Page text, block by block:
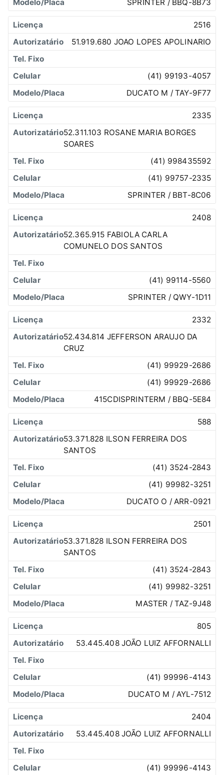
SPRINTER / BBQ-8B73
2516
51.919.680 JOAO LOPES APOLINARIO
(41) 99193-4057
DUCATO M / TAY-9F77
2335
52.311.103 ROSANE MARIA BORGES
SOARES
(41) 998435592
(41) 99757-2335
SPRINTER / BBT-8C06
2408
52.365.915 FABIOLA CARLA
COMUNELO DOS SANTOS
(41) 99114-5560
SPRINTER / QWY-1D11
2332
52.434.814 JEFFERSON ARAUJO DA
CRUZ
(41) 99929-2686
(41) 99929-2686
415CDISPRINTERM / BBQ-5E84
588
53.371.828 ILSON FERREIRA DOS
SANTOS
(41) 3524-2843
(41) 99982-3251
DUCATO O / ARR-0921
2501
53.371.828 ILSON FERREIRA DOS
SANTOS
(41) 3524-2843
(41) 99982-3251
MASTER / TAZ-9J48
805
53.445.408 JOÃO LUIZ AFFORNALLI
(41) 99996-4143
DUCATO M / AYL-7512
2404
53.445.408 JOÃO LUIZ AFFORNALLI
(41) 99996-4143